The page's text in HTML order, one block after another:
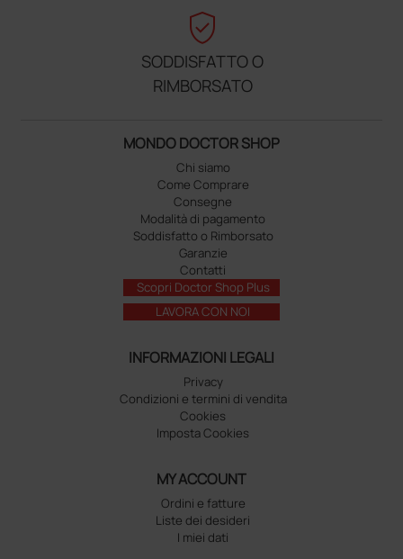
verified_user
SODDISFATTO O
RIMBORSATO
MONDO DOCTOR SHOP
Chi siamo
Come Comprare
Consegne
Modalità di pagamento
Soddisfatto o Rimborsato
Garanzie
Contatti
Scopri Doctor Shop Plus
LAVORA CON NOI
INFORMAZIONI LEGALI
Privacy
Condizioni e termini di vendita
Cookies
Imposta Cookies
MY ACCOUNT
Ordini e fatture
Liste dei desideri
I miei dati